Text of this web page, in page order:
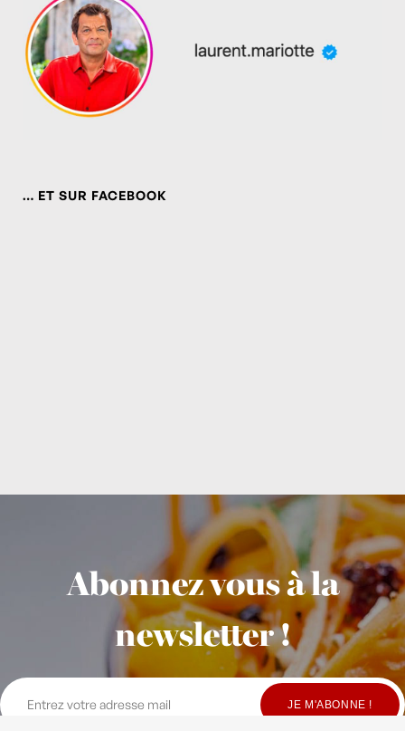
… ET SUR FACEBOOK
Abonnez vous à la
newsletter !